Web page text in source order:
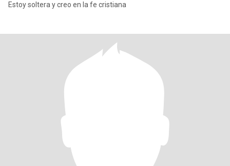
Estoy soltera y creo en la fe cristiana